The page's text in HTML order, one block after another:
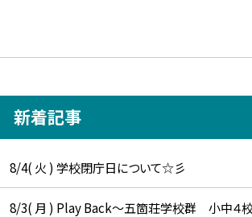
新着記事
8/4( 火 ) 学校閉庁日について☆彡
8/3( 月 ) Play Back～五箇荘学校群 小中４